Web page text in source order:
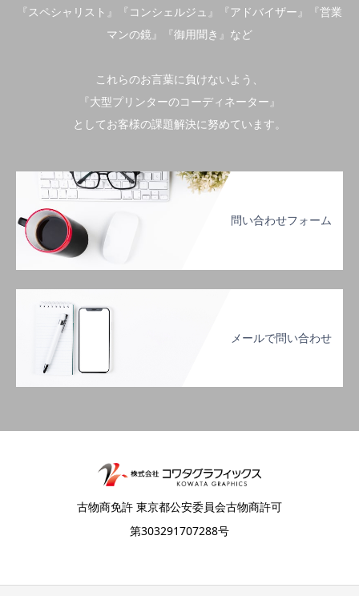
『スペシャリスト』『コンシェルジュ』『アドバイザー』『営業
マンの鏡』『御用聞き』など
これらのお言葉に負けないよう、
『大型プリンターのコーディネーター』
としてお客様の課題解決に努めています。
問い合わせフォーム
メールで問い合わせ
古物商免許 東京都公安委員会古物商許可
第303291707288号